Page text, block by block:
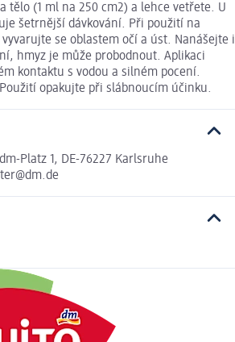
tělo (1 ml na 250 cm2) a lehce vetřete. U
šetrnější dávkování. Při použití na
se oblastem očí a úst. Nanášejte i
hmyz je může probodnout. Aplikaci
kontaktu s vodou a silném pocení.
opakujte při slábnoucím účinku.
Platz 1, DE-76227 Karlsruhe